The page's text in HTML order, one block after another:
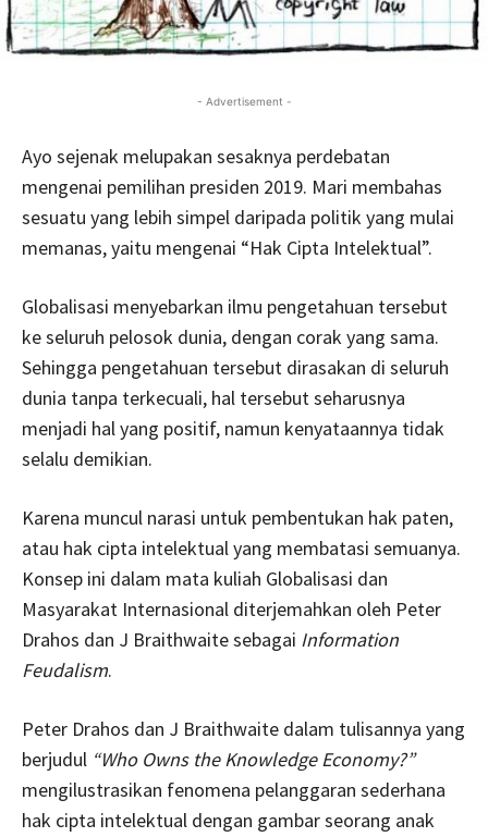
- Advertisement -
Ayo sejenak melupakan sesaknya perdebatan
mengenai pemilihan presiden 2019. Mari membahas
sesuatu yang lebih simpel daripada politik yang mulai
memanas, yaitu mengenai “Hak Cipta Intelektual”.
Globalisasi menyebarkan ilmu pengetahuan tersebut
ke seluruh pelosok dunia, dengan corak yang sama.
Sehingga pengetahuan tersebut dirasakan di seluruh
dunia tanpa terkecuali, hal tersebut seharusnya
menjadi hal yang positif, namun kenyataannya tidak
selalu demikian.
Karena muncul narasi untuk pembentukan hak paten,
atau hak cipta intelektual yang membatasi semuanya.
Konsep ini dalam mata kuliah Globalisasi dan
Masyarakat Internasional diterjemahkan oleh Peter
Drahos dan J Braithwaite sebagai Information
Feudalism.
Peter Drahos dan J Braithwaite dalam tulisannya yang
berjudul “Who Owns the Knowledge Economy?”
mengilustrasikan fenomena pelanggaran sederhana
hak cipta intelektual dengan gambar seorang anak